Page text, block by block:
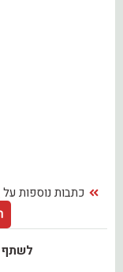
כתבות נוספות על
לשתף